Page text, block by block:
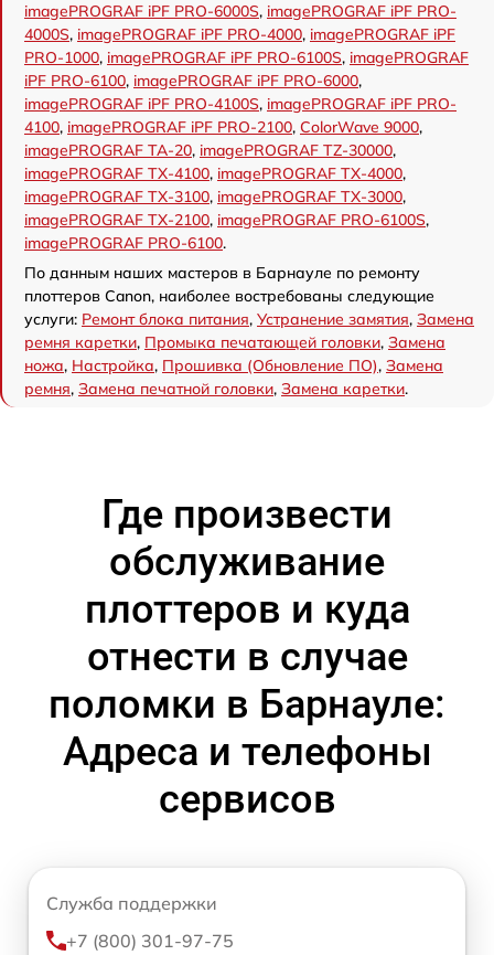
imagePROGRAF iPF PRO-6000S, imagePROGRAF iPF PRO-
4000S, imagePROGRAF iPF PRO-4000, imagePROGRAF iPF
PRO-1000, imagePROGRAF iPF PRO-6100S, imagePROGRAF
iPF PRO-6100, imagePROGRAF iPF PRO-6000,
imagePROGRAF iPF PRO-4100S, imagePROGRAF iPF PRO-
4100, imagePROGRAF iPF PRO-2100, ColorWave 9000,
imagePROGRAF TA-20, imagePROGRAF TZ-30000,
imagePROGRAF TX-4100, imagePROGRAF TX-4000,
imagePROGRAF TX-3100, imagePROGRAF TX-3000,
imagePROGRAF TX-2100, imagePROGRAF PRO-6100S,
imagePROGRAF PRO-6100.
По данным наших мастеров в Барнауле по ремонту
плоттеров Canon, наиболее востребованы следующие
услуги: Ремонт блока питания, Устранение замятия, Замена
ремня каретки, Промыка печатающей головки, Замена
ножа, Настройка, Прошивка (Обновление ПО), Замена
ремня, Замена печатной головки, Замена каретки.
Где произвести
обслуживание
плоттеров и куда
отнести в случае
поломки в Барнауле:
Адреса и телефоны
сервисов
Служба поддержки
+7 (800) 301-97-75